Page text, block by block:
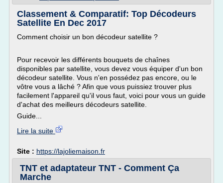
Classement & Comparatif: Top Décodeurs
Satellite En Dec 2017
Comment choisir un bon décodeur satellite ?
Pour recevoir les différents bouquets de chaînes
disponibles par satellite, vous devez vous équiper d'un bon
décodeur satellite. Vous n'en possédez pas encore, ou le
vôtre vous a lâché ? Afin que vous puissiez trouver plus
facilement l'appareil qu'il vous faut, voici pour vous un guide
d'achat des meilleurs décodeurs satellite.
Guide...
Lire la suite
Site : https://lajoliemaison.fr
TNT et adaptateur TNT - Comment Ça
Marche